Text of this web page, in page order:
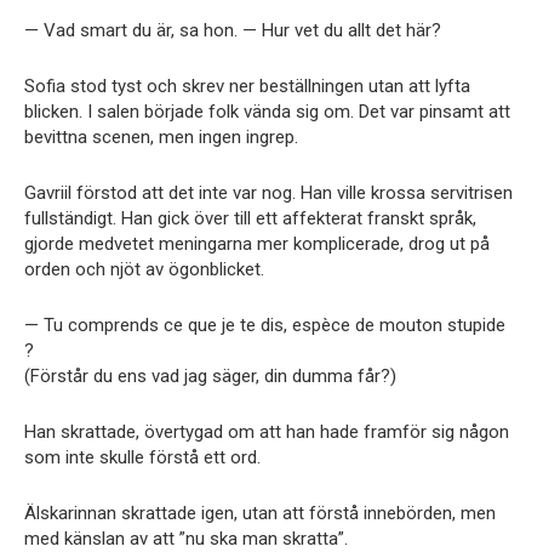
— Vad smart du är, sa hon. — Hur vet du allt det här?
Sofia stod tyst och skrev ner beställningen utan att lyfta
blicken. I salen började folk vända sig om. Det var pinsamt att
bevittna scenen, men ingen ingrep.
Gavriil förstod att det inte var nog. Han ville krossa servitrisen
fullständigt. Han gick över till ett affekterat franskt språk,
gjorde medvetet meningarna mer komplicerade, drog ut på
orden och njöt av ögonblicket.
— Tu comprends ce que je te dis, espèce de mouton stupide
?
(Förstår du ens vad jag säger, din dumma får?)
Han skrattade, övertygad om att han hade framför sig någon
som inte skulle förstå ett ord.
Älskarinnan skrattade igen, utan att förstå innebörden, men
med känslan av att ”nu ska man skratta”.